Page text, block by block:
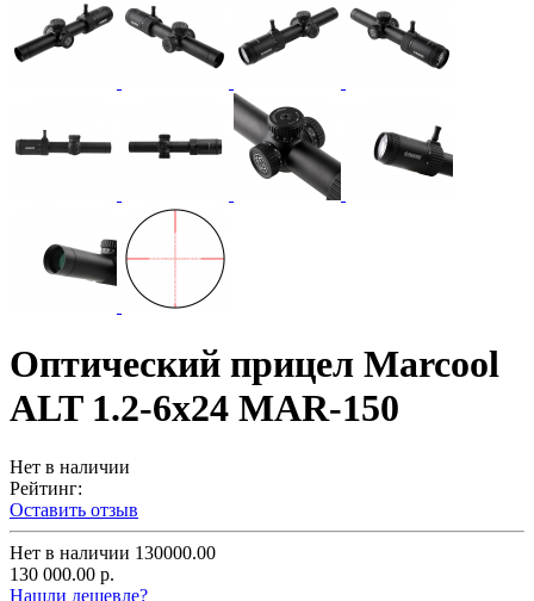
Оптический прицел Marcool
ALT 1.2-6x24 MAR-150
Нет в наличии
Рейтинг:
Оставить отзыв
Нет в наличии 130000.00
130 000.00 р.
Нашли дешевле?